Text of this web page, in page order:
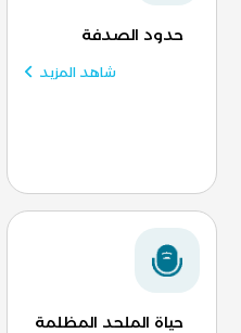
حدود الصدفة
شاهد المزيد
حياة الملحد المظلمة